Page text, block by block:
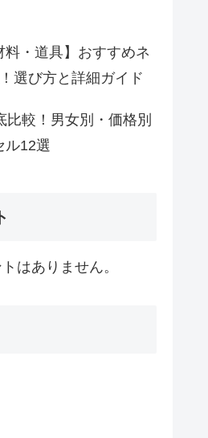
料・道具】おすすめネ
選び方と詳細ガイド
比較！男女別・価格別
ル12選
はありません。